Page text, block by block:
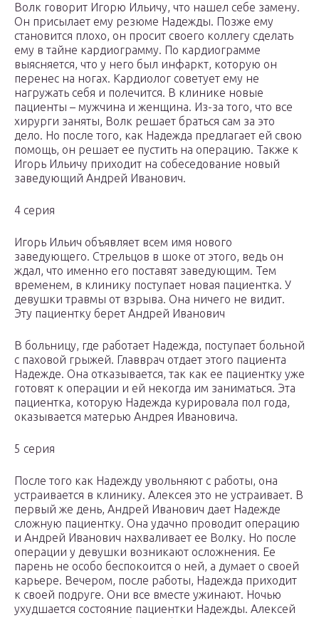
Волк говорит Игорю Ильичу, что нашел себе замену.
Он присылает ему резюме Надежды. Позже ему
становится плохо, он просит своего коллегу сделать
ему в тайне кардиограмму. По кардиограмме
выясняется, что у него был инфаркт, которую он
перенес на ногах. Кардиолог советует ему не
нагружать себя и полечится. В клинике новые
пациенты – мужчина и женщина. Из-за того, что все
хирурги заняты, Волк решает браться сам за это
дело. Но после того, как Надежда предлагает ей свою
помощь, он решает ее пустить на операцию. Также к
Игорь Ильичу приходит на собеседование новый
заведующий Андрей Иванович.
4 серия
Игорь Ильич объявляет всем имя нового
заведующего. Стрельцов в шоке от этого, ведь он
ждал, что именно его поставят заведующим. Тем
временем, в клинику поступает новая пациентка. У
девушки травмы от взрыва. Она ничего не видит.
Эту пациентку берет Андрей Иванович
В больницу, где работает Надежда, поступает больной
с паховой грыжей. Главврач отдает этого пациента
Надежде. Она отказывается, так как ее пациентку уже
готовят к операции и ей некогда им заниматься. Эта
пациентка, которую Надежда курировала пол года,
оказывается матерью Андрея Ивановича.
5 серия
После того как Надежду увольняют с работы, она
устраивается в клинику. Алексея это не устраивает. В
первый же день, Андрей Иванович дает Надежде
сложную пациентку. Она удачно проводит операцию
и Андрей Иванович нахваливает ее Волку. Но после
операции у девушки возникают осложнения. Ее
парень не особо беспокоится о ней, а думает о своей
карьере. Вечером, после работы, Надежда приходит
к своей подруге. Они все вместе ужинают. Ночью
ухудшается состояние пациентки Надежды. Алексей